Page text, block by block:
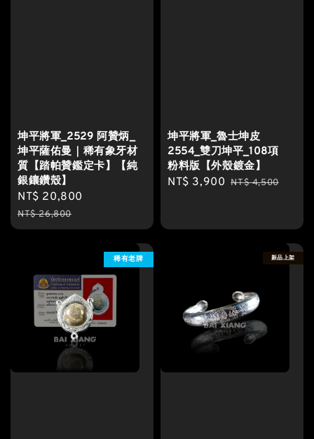
坤平將軍_2529 阿贊炳_
坤平薩佑曼｜稀有象牙材
質【踏帕贊鑑定卡】【純
銀鑲鑽殼】
Sale
price
NT$ 20,800
NT$ 26,800
坤平將軍_魯士坤皮
2554_雙刀坤平_108項
粉料版【外殼鍍金】
Sale
NT$ 3,900 Regular
NT$ 4,500
稀有老牌 新品上架